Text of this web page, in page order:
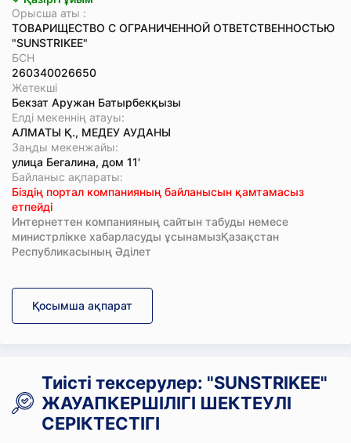
Орысша аты :
ТОВАРИЩЕСТВО С ОГРАНИЧЕННОЙ ОТВЕТСТВЕННОСТЬЮ
"SUNSTRIKEE"
БСН
260340026650
Жетекші
Бекзат Аружан Батырбекқызы
Елді мекеннің атауы:
АЛМАТЫ Қ., МЕДЕУ АУДАНЫ
Заңды мекенжайы:
улица Бегалина, дом 11'
Байланыс ақпараты:
Біздің портал компанияның байланысын қамтамасыз
етпейді
Интернеттен компанияның сайтын табуды немесе
министрлікке хабарласуды ұсынамызҚазақстан
Республикасының Әділет
Қосымша ақпарат
Тиісті тексерулер: "SUNSTRIKEE"
ЖАУАПКЕРШІЛІГІ ШЕКТЕУЛІ
СЕРІКТЕСТІГІ